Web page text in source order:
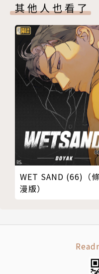
其他人也看了
WET SAND (66)（條
漫版）